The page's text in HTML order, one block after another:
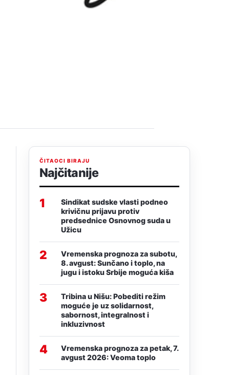
ČITAOCI BIRAJU
Najčitanije
1
Sindikat sudske vlasti podneo
krivičnu prijavu protiv
predsednice Osnovnog suda u
Užicu
2
Vremenska prognoza za subotu,
8. avgust: Sunčano i toplo, na
jugu i istoku Srbije moguća kiša
3
Tribina u Nišu: Pobediti režim
moguće je uz solidarnost,
sabornost, integralnost i
inkluzivnost
4
Vremenska prognoza za petak, 7.
avgust 2026: Veoma toplo